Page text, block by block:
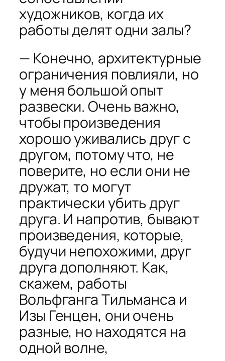
художников, когда их
работы делят одни залы?
— Конечно, архитектурные
ограничения повлияли, но
у меня большой опыт
развески. Очень важно,
чтобы произведения
хорошо уживались друг с
другом, потому что, не
поверите, но если они не
дружат, то могут
практически убить друг
друга. И напротив, бывают
произведения, которые,
будучи непохожими, друг
друга дополняют. Как,
скажем, работы
Вольфганга Тильманса и
Изы Генцен, они очень
разные, но находятся на
одной волне,